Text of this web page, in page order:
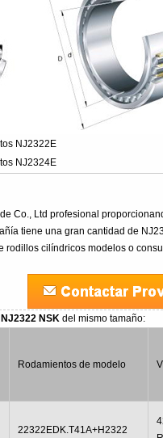
NJ2322E
NJ2324E
Co., Ltd profesional
tiene una gran cantidad de
rodillos cilíndricos modelos o
NSKdel mismo tamaño:
Rodamientos de modelo
22322EDK.T41A+H2322